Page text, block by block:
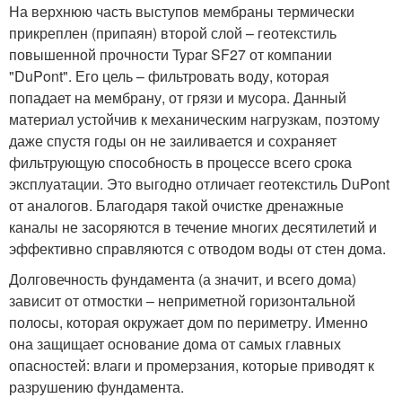
На верхнюю часть выступов мембраны термически
прикреплен (припаян) второй слой – геотекстиль
повышенной прочности Typar SF27 от компании
"DuPont". Его цель – фильтровать воду, которая
попадает на мембрану, от грязи и мусора. Данный
материал устойчив к механическим нагрузкам, поэтому
даже спустя годы он не заиливается и сохраняет
фильтрующую способность в процессе всего срока
эксплуатации. Это выгодно отличает геотекстиль DuPont
от аналогов. Благодаря такой очистке дренажные
каналы не засоряются в течение многих десятилетий и
эффективно справляются с отводом воды от стен дома.
Долговечность фундамента (а значит, и всего дома)
зависит от отмостки – неприметной горизонтальной
полосы, которая окружает дом по периметру. Именно
она защищает основание дома от самых главных
опасностей: влаги и промерзания, которые приводят к
разрушению фундамента.